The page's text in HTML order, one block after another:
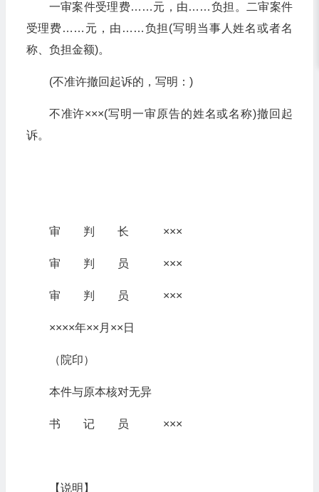
一审案件受理费……元，由……负担。二审案件
受理费……元，由……负担(写明当事人姓名或者名
称、负担金额)。
(不准许撤回起诉的，写明：)
不准许×××(写明一审原告的姓名或名称)撤回起
诉。
审 判 长 ×××
审 判 员 ×××
审 判 员 ×××
××××年××月××日
（院印）
本件与原本核对无异
书 记 员 ×××
【说明】